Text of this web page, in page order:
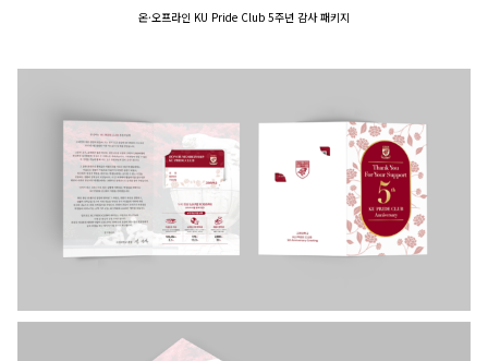
온·오프라인 KU Pride Club 5주년 감사 패키지